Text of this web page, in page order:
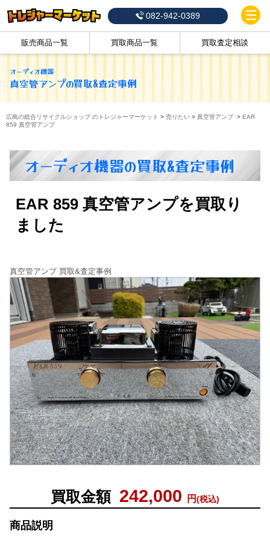
082-942-0389
販売商品一覧 買取商品一覧 買取査定相談
オーディオ機器
真空管アンプの買取&査定事例
広島の総合リサイクルショップ のトレジャーマーケット > 売りたい > 真空管アンプ > EAR
859 真空管アンプ
オーディオ機器の買取&査定事例
EAR 859 真空管アンプを買取り
ました
買取金額 242,000 円(税込)
商品説明
真空管アンプ 買取&査定事例